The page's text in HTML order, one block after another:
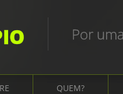
Por
QUEM?